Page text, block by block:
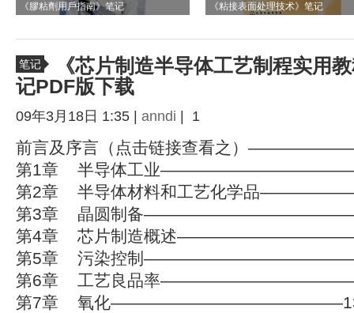
与UNDERFILL世界级高手交流有感
UNDERFILL的用量
有感
况
《膠粘劑用戶指南》笔记 《粘接表面处理技术》笔记
笔记
《芯片制造半导体工艺制程实用
记PDF版下载
09年3月18日 1:35 | anndi | 1
前言及序言（点击链接查看之）
第1章 半导体工业
第2章 半导体材料和工艺化学品
第3章 晶圆制备
第4章 芯片制造概述
第5章 污染控制
第6章 工艺良品率
第7章 氧化